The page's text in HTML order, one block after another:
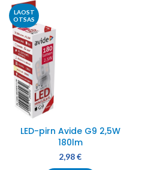
LAOST
OTSAS
LED-pirn Avide G9 2,5W
180lm
2,98€